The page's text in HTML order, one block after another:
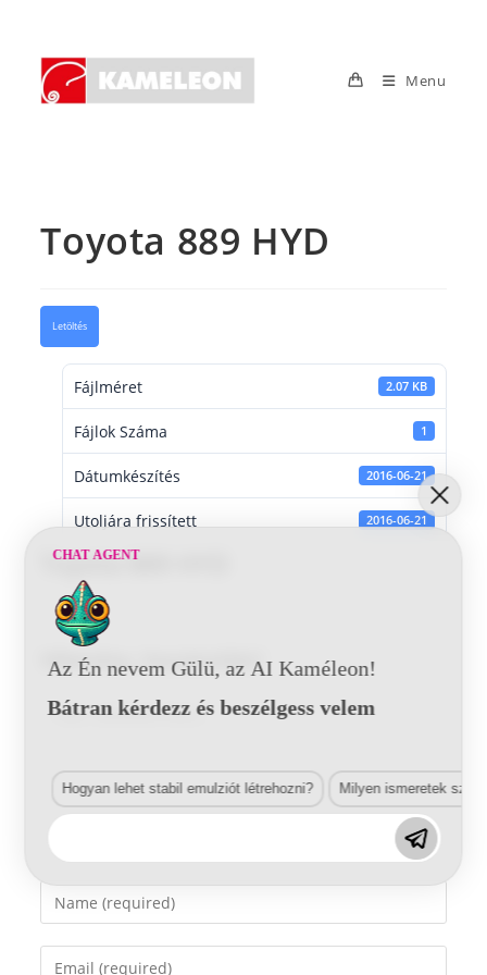
content
Menu
Toyota 889 HYD
Letöltés
Fájlméret 2.07 KB
Fájlok Száma 1
Dátumkészítés 2016-06-21
Utoljára frissített 2016-06-21
Toyota 889 HYD
Vélemény, hozzászólás?
Comment
Enter
your
name
Enter
CHAT AGENT
Az Én nevem Gülü, az AI Kaméleon!
Bátran kérdezz és beszélgess velem
Hogyan lehet stabil emulziót létrehozni? Milyen ismeretek